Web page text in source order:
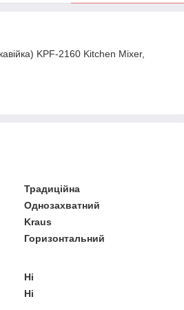
KPF-2160 Kitchen Mixer,
Традиційна
Однозахватний
Kraus
Горизонтальний
Ні
Ні